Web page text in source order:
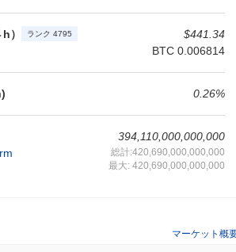
） ランク 4795
$441.34
BTC 0.006814
0.26%
394,110,000,000,000
総計:420,690,000,000,000
最大: 420,690,000,000,000
コシステム内で複数の実用的なユーティリテ
に取引手数料に使用され、ユーザーは価値を
リケーション（dApps）と相互作用すること
を確保しながら報酬を得る可能性がありま
ガバナンス目的にも利用され、保有者はプロ
テム全体の機能性を向上させます。FINEエコ
クンをサポートするさまざまなウォレットや
が含まれており、シームレスな取引と相互作用
ザー、保有者、開発者の多様な活動を可能にす
マーケット概